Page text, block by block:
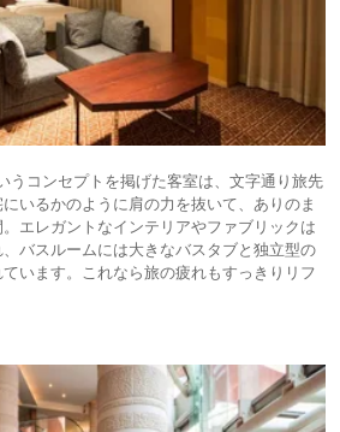
うコンセプトを掲げた客室は、文字通り旅先
いるかのように肩の力を抜いて、ありのま
エレガントなインテリアやファブリックは
バスルームには大きなバスタブと独立型の
います。これなら旅の疲れもすっきりリフ